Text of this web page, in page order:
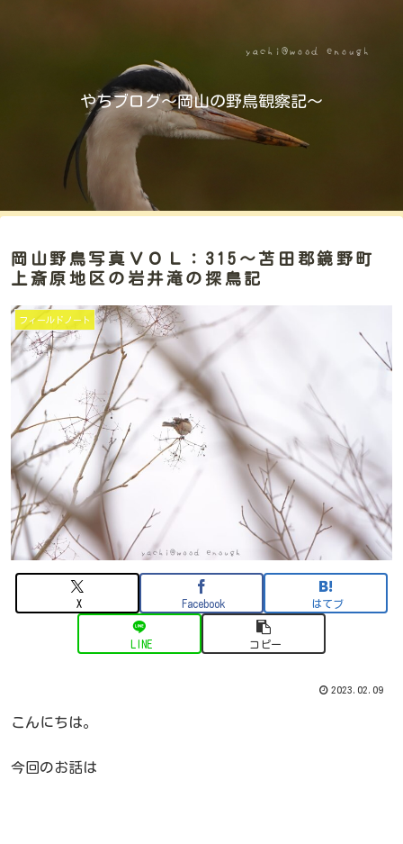
やちブログ～岡山の野鳥観察記～
岡山野鳥写真ＶＯＬ：315～苫田郡鏡野町
上斎原地区の岩井滝の探鳥記
フィールドノート
X Facebook はてブ
LINE コピー
2023.02.09
こんにちは。
今回のお話は